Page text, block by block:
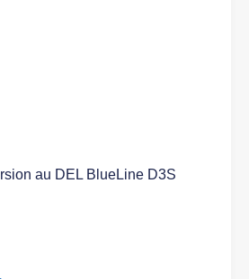
au DEL BlueLine D3S